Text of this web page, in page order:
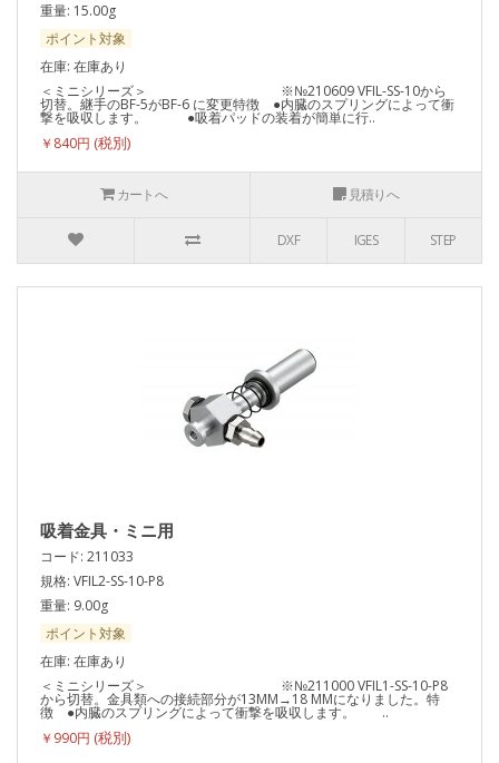
重量: 15.00g
ポイント対象
在庫: 在庫あり
＜ミニシリーズ＞ ※№210609 VFIL-SS-10から
切替。継手のBF-5がBF-6 に変更特徴 ●内臓のスプリングによって衝
撃を吸収します。 ●吸着パッドの装着が簡単に行..
￥840円
カートへ 見積りへ
DXF IGES STEP
吸着金具・ミニ用
コード: 211033
規格: VFIL2-SS-10-P8
重量: 9.00g
ポイント対象
在庫: 在庫あり
＜ミニシリーズ＞ ※№211000 VFIL1-SS-10-P8
から切替。金具類への接続部分が13MM→18 MMになりました。特
徴 ●内臓のスプリングによって衝撃を吸収します。 ..
￥990円